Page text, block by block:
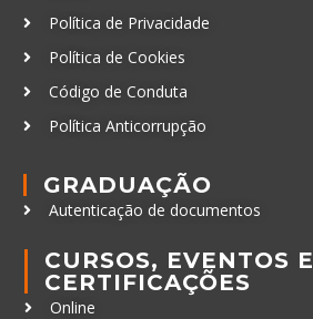
Política de Privacidade
Política de Cookies
Código de Conduta
Política Anticorrupção
GRADUAÇÃO
Autenticação de documentos
CURSOS, EVENTOS E
CERTIFICAÇÕES
Online